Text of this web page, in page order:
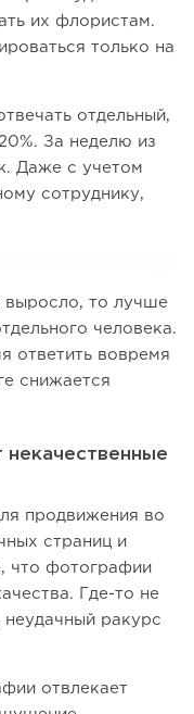
их флористам.
только на
отдельный,
За неделю из
Даже с учетом
сотруднику,
выросло, то лучше
человека.
ответить вовремя
снижается
продвижения во
страниц и
что фотографии
Где-то не
ракурс
отвлекает